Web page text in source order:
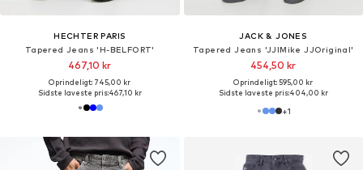
HECHTER PARIS
Tapered Jeans 'H-BELFORT'
467,10 kr
Oprindeligt: 745,00 kr
Sidste laveste pris:467,10 kr
JACK & JONES
Tapered Jeans 'JJIMike JJOriginal'
454,50 kr
Oprindeligt: 595,00 kr
Sidste laveste pris:404,00 kr
+1